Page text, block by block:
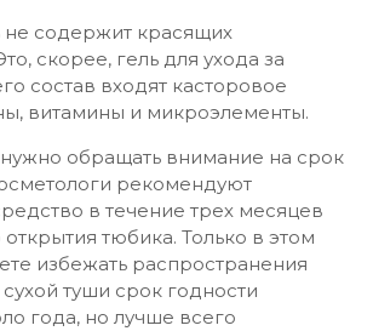
не содержит красящих
скорее, гель для ухода за
состав входят касторовое
витамины и микроэлементы.
обращать внимание на срок
рекомендуют
в течение трех месяцев
тюбика. Только в этом
избежать распространения
туши срок годности
года, но лучше всего